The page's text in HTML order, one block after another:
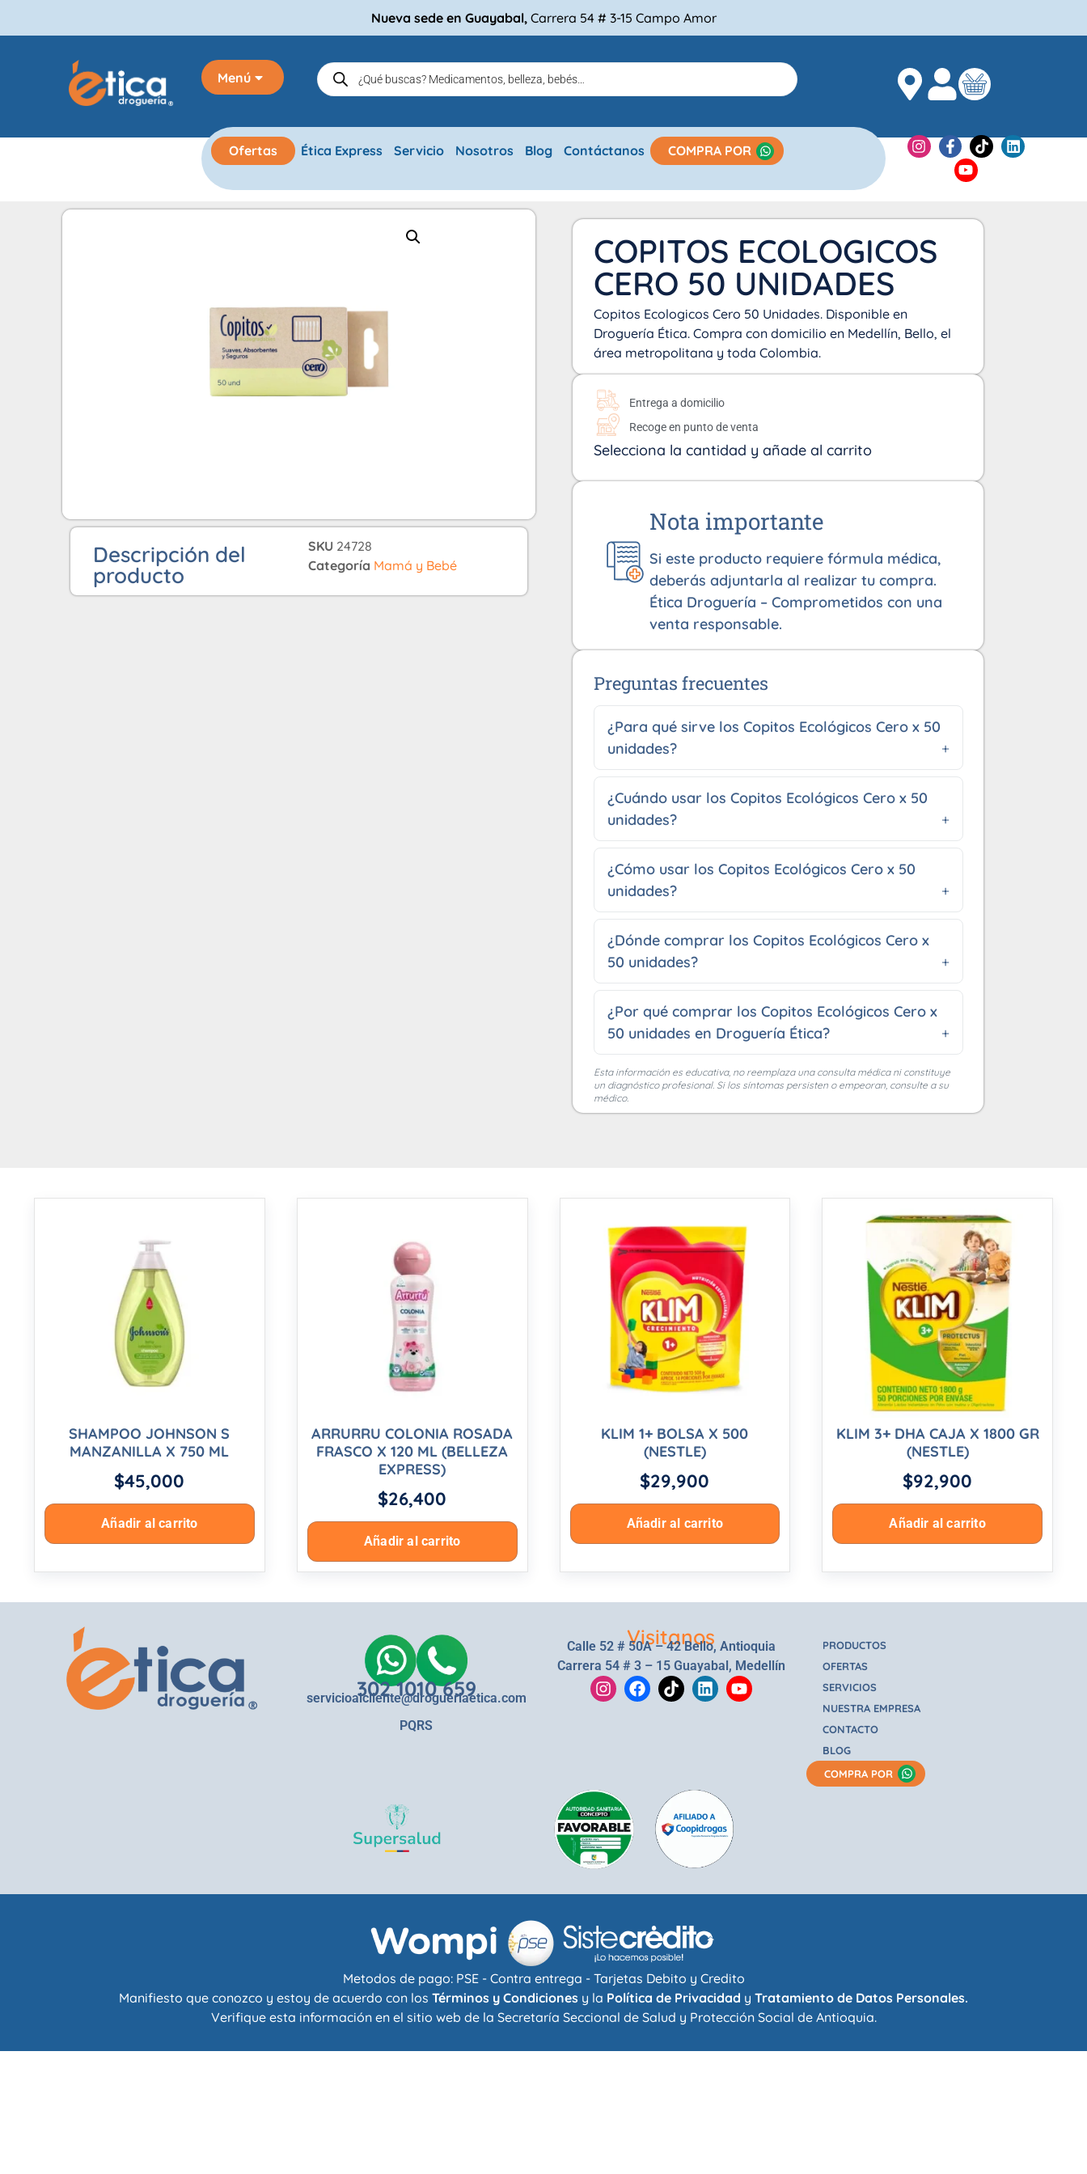
Nueva sede en Guayabal, Carrera 54 # 3-15 Campo Amor
Menú
Ofertas Ética Express Servicio Nosotros Blog Contáctanos COMPRA POR
Descripción del
producto
SKU 24728
Categoría Mamá y Bebé
COPITOS ECOLOGICOS
CERO 50 UNIDADES
Copitos Ecologicos Cero 50 Unidades. Disponible en
Droguería Ética. Compra con domicilio en Medellín, Bello, el
área metropolitana y toda Colombia.
Entrega a domicilio
Recoge en punto de venta
Selecciona la cantidad y añade al carrito
Nota importante
Si este producto requiere fórmula médica,
deberás adjuntarla al realizar tu compra.
Ética Droguería – Comprometidos con una
venta responsable.
Preguntas frecuentes
¿Para qué sirve los Copitos Ecológicos Cero x 50
unidades?
¿Cuándo usar los Copitos Ecológicos Cero x 50
unidades?
¿Cómo usar los Copitos Ecológicos Cero x 50
unidades?
¿Dónde comprar los Copitos Ecológicos Cero x
50 unidades?
¿Por qué comprar los Copitos Ecológicos Cero x
50 unidades en Droguería Ética?
Esta información es educativa, no reemplaza una consulta médica ni constituye
un diagnóstico profesional. Si los síntomas persisten o empeoran, consulte a su
médico.
SHAMPOO JOHNSON S
MANZANILLA X 750 ML
$45,000
Añadir al carrito
ARRURRU COLONIA ROSADA
FRASCO X 120 ML (BELLEZA
EXPRESS)
$26,400
Añadir al carrito
KLIM 1+ BOLSA X 500
(NESTLE)
$29,900
Añadir al carrito
KLIM 3+ DHA CAJA X 1800 GR
(NESTLE)
$92,900
Añadir al carrito
302 1010 659
servicioalcliente@drogueriaetica.com
PQRS
Visitanos
Calle 52 # 50A – 42 Bello, Antioquia
Carrera 54 # 3 – 15 Guayabal, Medellín
PRODUCTOS
OFERTAS
SERVICIOS
NUESTRA EMPRESA
CONTACTO
BLOG
COMPRA POR
Metodos de pago: PSE - Contra entrega - Tarjetas Debito y Credito
Manifiesto que conozco y estoy de acuerdo con los Términos y Condiciones y la Política de Privacidad y Tratamiento de Datos Personales.
Verifique esta información en el sitio web de la Secretaría Seccional de Salud y Protección Social de Antioquia.